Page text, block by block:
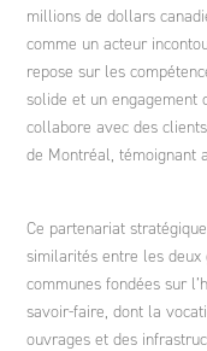
millions de dollars
comme un acteur
repose sur les
solide et un engagement
collabore avec des
de Montréal, témoignant
Ce partenariat
similarités entre les
communes fondées sur
savoir-faire, dont la
ouvrages et des